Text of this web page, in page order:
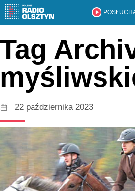
Tag
22 października 2023